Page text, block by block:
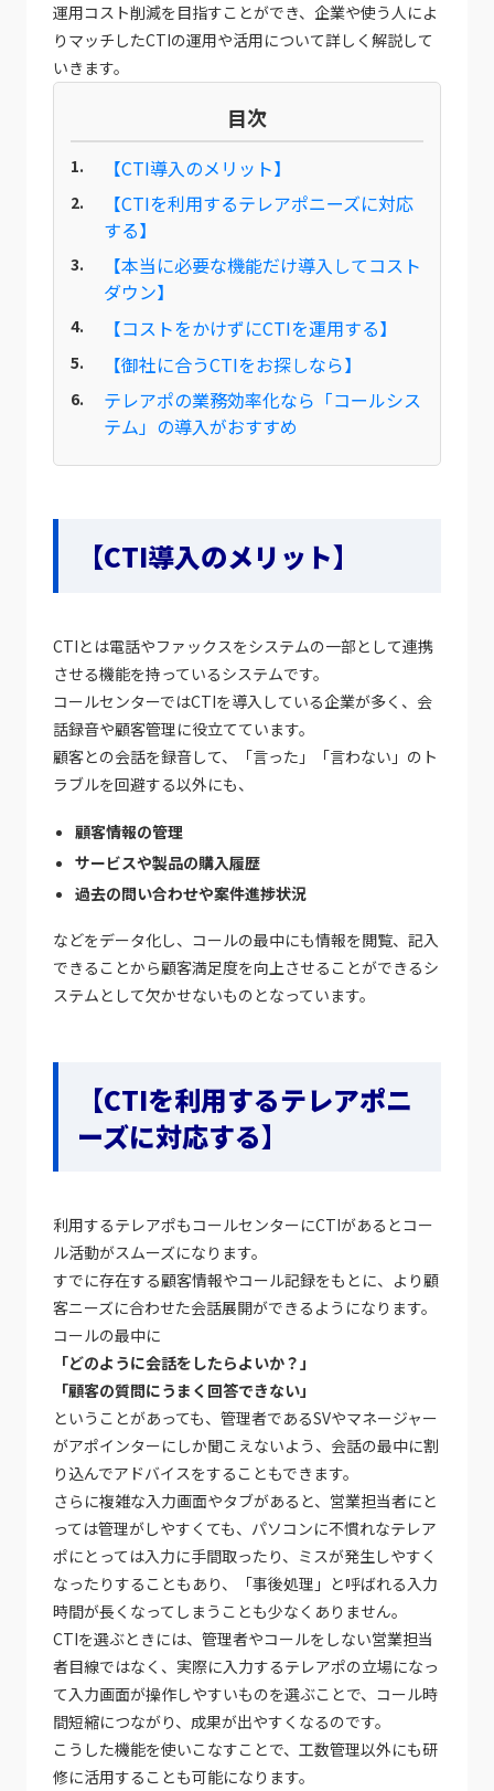
運用コスト削減を目指すことができ、企業や使う人によ
りマッチしたCTIの運用や活用について詳しく解説して
いきます。
目次
【CTI導入のメリット】
【CTIを利用するテレアポニーズに対応
する】
【本当に必要な機能だけ導入してコスト
ダウン】
【コストをかけずにCTIを運用する】
【御社に合うCTIをお探しなら】
テレアポの業務効率化なら「コールシス
テム」の導入がおすすめ
【CTI導入のメリット】
CTIとは電話やファックスをシステムの一部として連携
させる機能を持っているシステムです。
コールセンターではCTIを導入している企業が多く、会
話録音や顧客管理に役立てています。
顧客との会話を録音して、「言った」「言わない」のト
ラブルを回避する以外にも、
顧客情報の管理
サービスや製品の購入履歴
過去の問い合わせや案件進捗状況
などをデータ化し、コールの最中にも情報を閲覧、記入
できることから顧客満足度を向上させることができるシ
ステムとして欠かせないものとなっています。
【CTIを利用するテレアポニ
ーズに対応する】
利用するテレアポもコールセンターにCTIがあるとコー
ル活動がスムーズになります。
すでに存在する顧客情報やコール記録をもとに、より顧
客ニーズに合わせた会話展開ができるようになります。
コールの最中に
「どのように会話をしたらよいか？」
「顧客の質問にうまく回答できない」
ということがあっても、管理者であるSVやマネージャー
がアポインターにしか聞こえないよう、会話の最中に割
り込んでアドバイスをすることもできます。
さらに複雑な入力画面やタブがあると、営業担当者にと
っては管理がしやすくても、パソコンに不慣れなテレア
ポにとっては入力に手間取ったり、ミスが発生しやすく
なったりすることもあり、「事後処理」と呼ばれる入力
時間が長くなってしまうことも少なくありません。
CTIを選ぶときには、管理者やコールをしない営業担当
者目線ではなく、実際に入力するテレアポの立場になっ
て入力画面が操作しやすいものを選ぶことで、コール時
間短縮につながり、成果が出やすくなるのです。
こうした機能を使いこなすことで、工数管理以外にも研
修に活用することも可能になります。